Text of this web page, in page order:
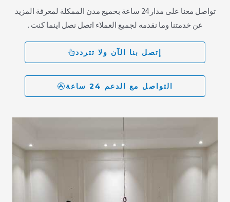
تواصل معنا على مدار 24 ساعة بحميع مدن الممكلة لمعرفة المزيد
عن خدمتنا وما نقدمه لجميع العملاء اتصل نصل اينما كنت .
إتصل بنا الآن ولا تتردد
التواصل مع الدعم 24 ساعة